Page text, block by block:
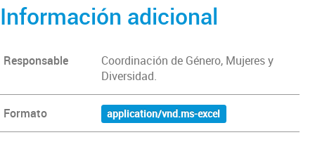
Información adicional
Responsable
Coordinación de Género, Mujeres y
Diversidad.
Formato application/vnd.ms-excel